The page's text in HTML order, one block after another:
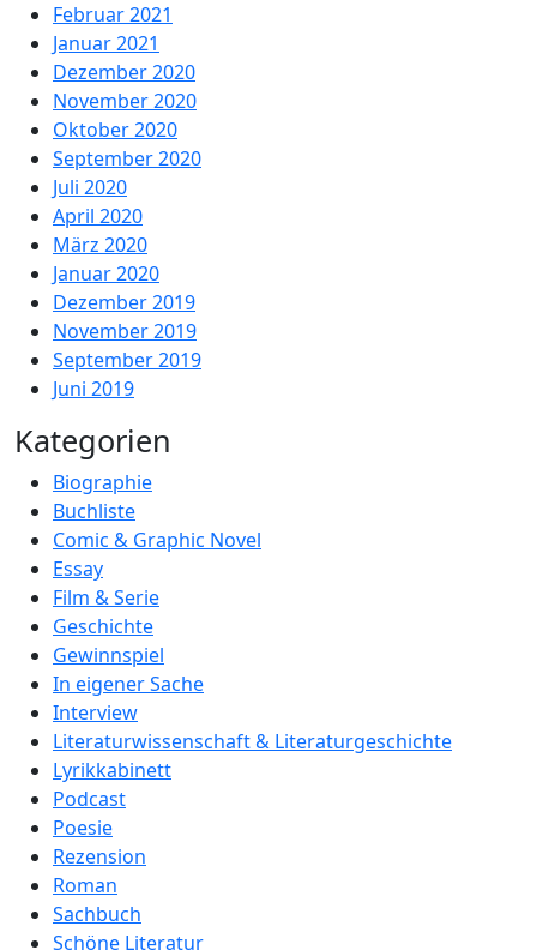
Februar 2021
Januar 2021
Dezember 2020
November 2020
Oktober 2020
September 2020
Juli 2020
April 2020
März 2020
Januar 2020
Dezember 2019
November 2019
September 2019
Juni 2019
Kategorien
Biographie
Buchliste
Comic & Graphic Novel
Essay
Film & Serie
Geschichte
Gewinnspiel
In eigener Sache
Interview
Literaturwissenschaft & Literaturgeschichte
Lyrikkabinett
Podcast
Poesie
Rezension
Roman
Sachbuch
Schöne Literatur